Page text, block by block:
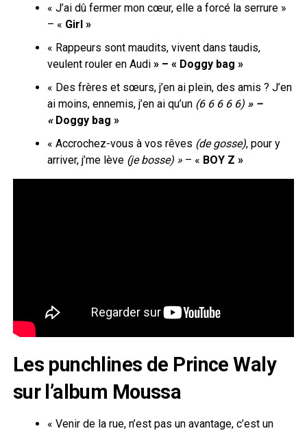
« J’ai dû fermer mon cœur, elle a forcé la serrure »
– « Girl »
« Rappeurs sont maudits, vivent dans taudis,
veulent rouler en Audi» – « Doggy bag »
« Des frères et sœurs, j’en ai plein, des amis ? J’en
ai moins, ennemis, j’en ai qu’un (6 6 6 6 6)» –
« Doggy bag »
« Accrochez-vous à vos rêves (de gosse), pour y
arriver, j’me lève (je bosse) » – « BOY Z »
Les punchlines de Prince Waly
sur l’album Moussa
« Venir de la rue, n’est pas un avantage, c’est un